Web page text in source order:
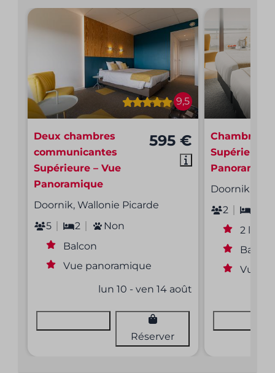
9,5
595 €
Deux chambres
communicantes
Supérieure – Vue
Panoramique
Doornik, Wallonie Picarde
5
2
Non
Balcon
Vue panoramique
lun 10 - ven 14 août
Réserver
Chambre
Supérieure
Doornik,
2
2 lits
Balcon
Vue